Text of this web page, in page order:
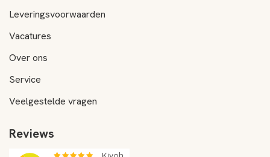
Leveringsvoorwaarden
Vacatures
Over ons
Service
Veelgestelde vragen
Reviews